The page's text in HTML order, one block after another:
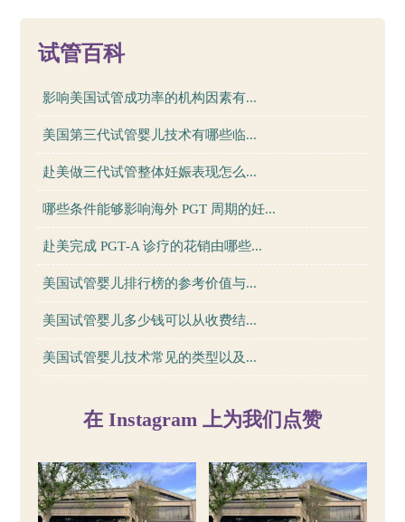
试管百科
影响美国试管成功率的机构因素有...
美国第三代试管婴儿技术有哪些临...
赴美做三代试管整体妊娠表现怎么...
哪些条件能够影响海外 PGT 周期的妊...
赴美完成 PGT‑A 诊疗的花销由哪些...
美国试管婴儿排行榜的参考价值与...
美国试管婴儿多少钱可以从收费结...
美国试管婴儿技术常见的类型以及...
在 Instagram 上为我们点赞